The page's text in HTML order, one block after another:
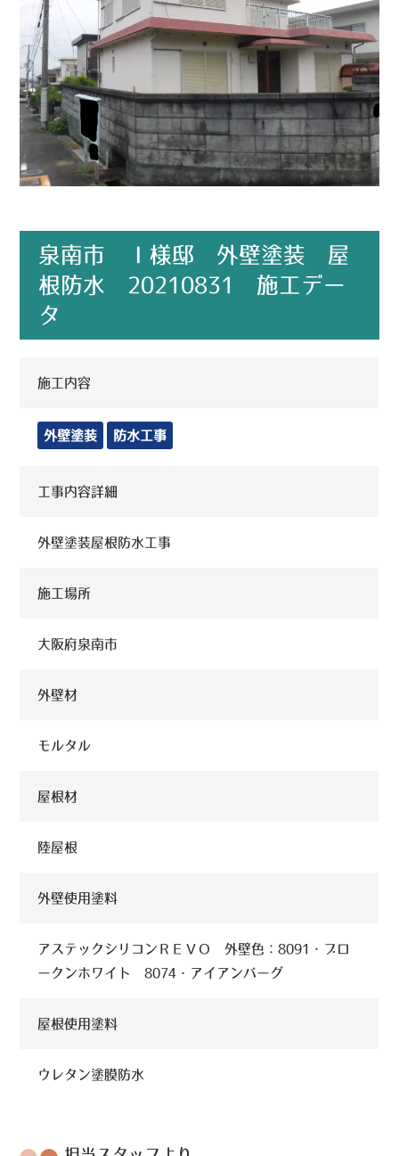
泉南市 Ｉ様邸 外壁塗装 屋
根防水 20210831 施工デー
タ
施工内容
外壁塗装 防水工事
工事内容詳細
外壁塗装屋根防水工事
施工場所
大阪府泉南市
外壁材
モルタル
屋根材
陸屋根
外壁使用塗料
アステックシリコンＲＥＶＯ 外壁色：8091・ブロ
ークンホワイト 8074・アイアンバーグ
屋根使用塗料
ウレタン塗膜防水